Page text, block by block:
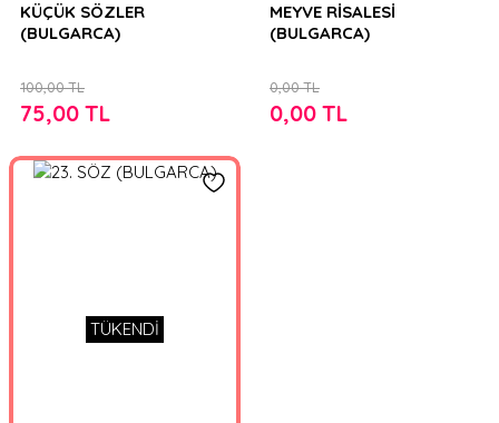
KÜÇÜK SÖZLER
(BULGARCA)
75,00 TL
100,00 TL
MEYVE RİSALESİ
(BULGARCA)
0,00 TL
0,00 TL
TÜKENDİ